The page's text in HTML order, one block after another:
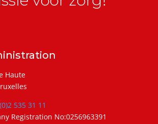
Haute
535 31 11
Registration No:0256963391